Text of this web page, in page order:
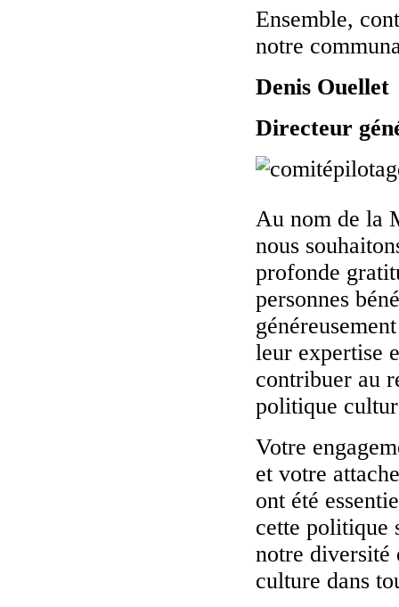
Ensemble,
notre
Denis Ouellet
Directeur
Au nom de la
nous
profonde
personnes
leur expertise
contribuer au
politique
Votre
et votre
ont été
cette politique
notre diversité
culture dans